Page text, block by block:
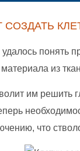
СОЗДАТЬ
понять
из
им решить
что